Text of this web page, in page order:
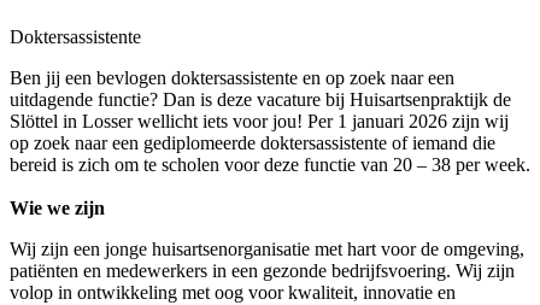
Doktersassistente
Ben jij een bevlogen doktersassistente en op zoek naar een
uitdagende functie? Dan is deze vacature bij Huisartsenpraktijk de
Slöttel in Losser wellicht iets voor jou! Per 1 januari 2026 zijn wij
op zoek naar een gediplomeerde doktersassistente of iemand die
bereid is zich om te scholen voor deze functie van 20 – 38 per week.
Wie we zijn
Wij zijn een jonge huisartsenorganisatie met hart voor de omgeving,
patiënten en medewerkers in een gezonde bedrijfsvoering. Wij zijn
volop in ontwikkeling met oog voor kwaliteit, innovatie en